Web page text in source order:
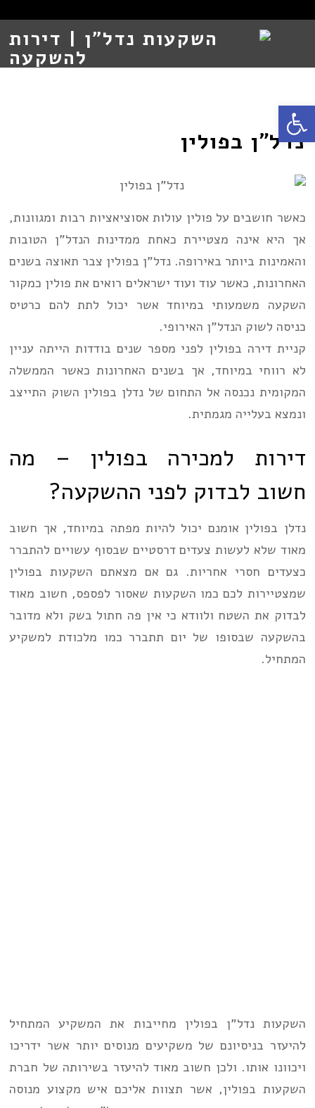
נדל”ן בפולין
כאשר חושבים על פולין עולות אסוציאציות רבות ומגוונות,
אך היא אינה מצטיירת כאחת ממדינות הנדל”ן הטובות
והאמינות ביותר באירופה. נדל”ן בפולין צבר תאוצה בשנים
האחרונות, כאשר עוד ועוד ישראלים רואים את פולין כמקור
השקעה משמעותי במיוחד אשר יכול לתת להם כרטיס
כניסה לשוק הנדל”ן האירופי.
קניית דירה בפולין לפני מספר שנים בודדות הייתה עניין
לא רווחי במיוחד, אך בשנים האחרונות כאשר הממשלה
המקומית נכנסה אל התחום של נדלן בפולין השוק התייצב
ונמצא בעלייה מגמתית.
דירות למכירה בפולין – מה
חשוב לבדוק לפני ההשקעה?
נדלן בפולין אומנם יכול להיות מפתה במיוחד, אך חשוב
מאוד שלא לעשות צעדים דרסטיים שבסוף עשויים להתברר
כצעדים חסרי אחריות. גם אם מצאתם השקעות בפולין
שמצטיירות לכם כמו השקעות שאסור לפספס, חשוב מאוד
לבדוק את השטח ולוודא כי אין פה חתול בשק ולא מדובר
בהשקעה שבסופו של יום תתברר כמו מלכודת למשקיע
המתחיל.
השקעות נדל”ן בפולין מחייבות את המשקיע המתחיל
להיעזר בניסיונם של משקיעים מנוסים יותר אשר ידריכו
ויכוונו אותו. ולכן חשוב מאוד להיעזר בשירותה של חברת
השקעות בפולין, אשר תצוות אליכם איש מקצוע מנוסה
Open toolbar